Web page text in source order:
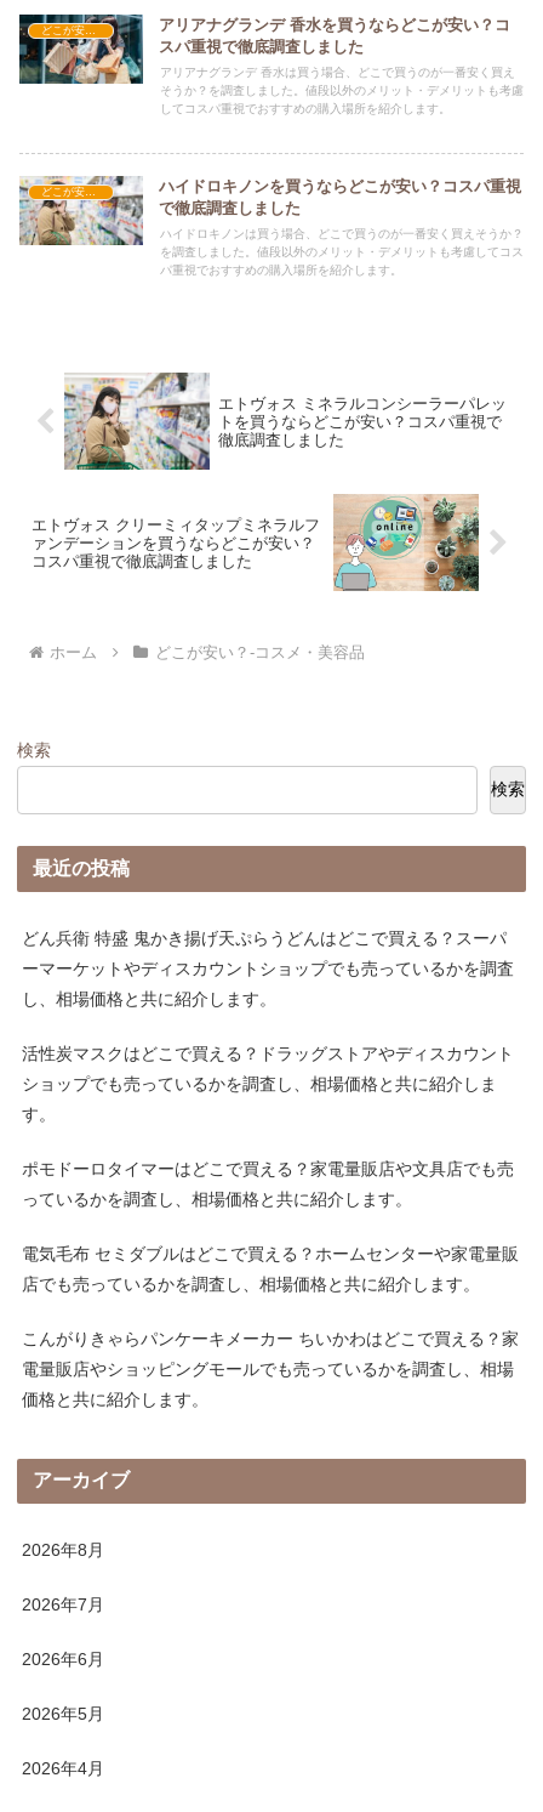
どこが安い？-コスメ・美容品
アリアナグランデ 香水を買うならどこが安い？コ
スパ重視で徹底調査しました
アリアナグランデ 香水は買う場合、どこで買うのが一番安く買え
そうか？を調査しました。値段以外のメリット・デメリットも考慮
してコスパ重視でおすすめの購入場所を紹介します。
どこが安い？-コスメ・美容品
ハイドロキノンを買うならどこが安い？コスパ重視
で徹底調査しました
ハイドロキノンは買う場合、どこで買うのが一番安く買えそうか？
を調査しました。値段以外のメリット・デメリットも考慮してコス
パ重視でおすすめの購入場所を紹介します。
エトヴォス ミネラルコンシーラーパレッ
トを買うならどこが安い？コスパ重視で
徹底調査しました
エトヴォス クリーミィタップミネラルフ
ァンデーションを買うならどこが安い？
コスパ重視で徹底調査しました
ホーム どこが安い？-コスメ・美容品
検索
検索
最近の投稿
どん兵衛 特盛 鬼かき揚げ天ぷらうどんはどこで買える？スーパ
ーマーケットやディスカウントショップでも売っているかを調査
し、相場価格と共に紹介します。
活性炭マスクはどこで買える？ドラッグストアやディスカウント
ショップでも売っているかを調査し、相場価格と共に紹介しま
す。
ポモドーロタイマーはどこで買える？家電量販店や文具店でも売
っているかを調査し、相場価格と共に紹介します。
電気毛布 セミダブルはどこで買える？ホームセンターや家電量販
店でも売っているかを調査し、相場価格と共に紹介します。
こんがりきゃらパンケーキメーカー ちいかわはどこで買える？家
電量販店やショッピングモールでも売っているかを調査し、相場
価格と共に紹介します。
アーカイブ
2026年8月
2026年7月
2026年6月
2026年5月
2026年4月